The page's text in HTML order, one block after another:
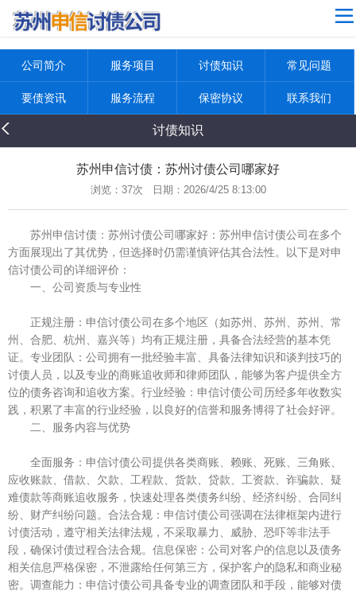
网站导航
服务项目
讨债知识
联系我们
返回首页
公司简介 服务项目 讨债知识 常见问题
要债资讯 服务流程 保密协议 联系我们
讨债知识
苏州申信讨债：苏州讨债公司哪家好
浏览： 37次 日期：2026/4/25 8:13:00
苏州申信讨债：苏州讨债公司哪家好：苏州申信讨债公司在多个
方面展现出了其优势，但选择时仍需谨慎评估其合法性。以下是对申
信讨债公司的详细评价：
一、公司资质与专业性
正规注册：申信讨债公司在多个地区（如苏州、苏州、苏州、常
州、合肥、杭州、嘉兴等）均有正规注册，具备合法经营的基本凭
证。专业团队：公司拥有一批经验丰富、具备法律知识和谈判技巧的
讨债人员，以及专业的商账追收师和律师团队，能够为客户提供全方
位的债务咨询和追收方案。行业经验：申信讨债公司历经多年收数实
践，积累了丰富的行业经验，以良好的信誉和服务博得了社会好评。
二、服务内容与优势
全面服务：申信讨债公司提供各类商账、赖账、死账、三角账、
应收账款、借款、欠款、工程款、货款、贷款、工资款、诈骗款、疑
难债款等商账追收服务，快速处理各类债务纠纷、经济纠纷、合同纠
纷、财产纠纷问题。合法合规：申信讨债公司强调在法律框架内进行
讨债活动，遵守相关法律法规，不采取暴力、威胁、恐吓等非法手
段，确保讨债过程合法合规。信息保密：公司对客户的信息以及债务
相关信息严格保密，不泄露给任何第三方，保护客户的隐私和商业秘
密。调查能力：申信讨债公司具备专业的调查团队和手段，能够对债